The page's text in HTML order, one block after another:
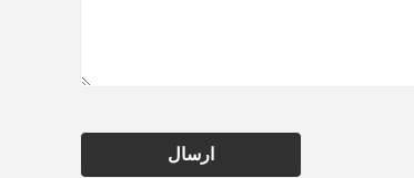
ارسال